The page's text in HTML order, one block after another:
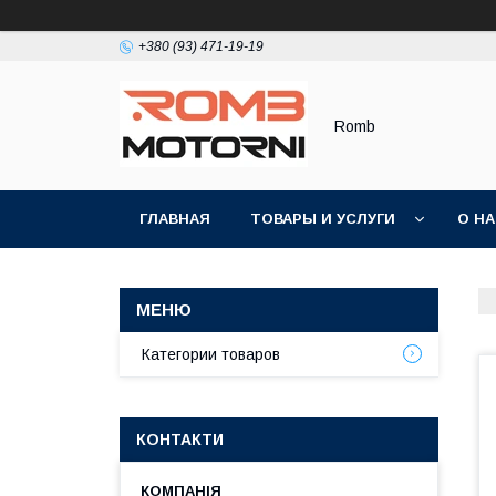
+380 (93) 471-19-19
Romb
ГЛАВНАЯ ТОВАРЫ И УСЛУГИ О
Категории товаров
КОНТАКТИ